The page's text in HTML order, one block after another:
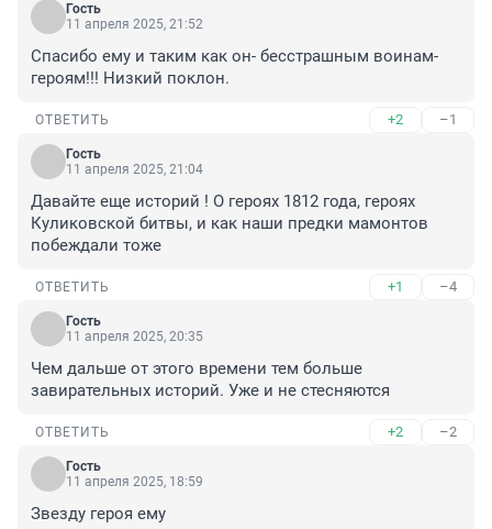
Гость
11 апреля 2025, 21:52
Спасибо ему и таким как он- бесстрашным воинам-
героям!!! Низкий поклон.
ОТВЕТИТЬ +2 –1
Гость
11 апреля 2025, 21:04
Давайте еще историй ! О героях 1812 года, героях
Куликовской битвы, и как наши предки мамонтов
побеждали тоже
ОТВЕТИТЬ +1 –4
Гость
11 апреля 2025, 20:35
Чем дальше от этого времени тем больше
завирательных историй. Уже и не стесняются
ОТВЕТИТЬ +2 –2
Гость
11 апреля 2025, 18:59
Звезду героя ему